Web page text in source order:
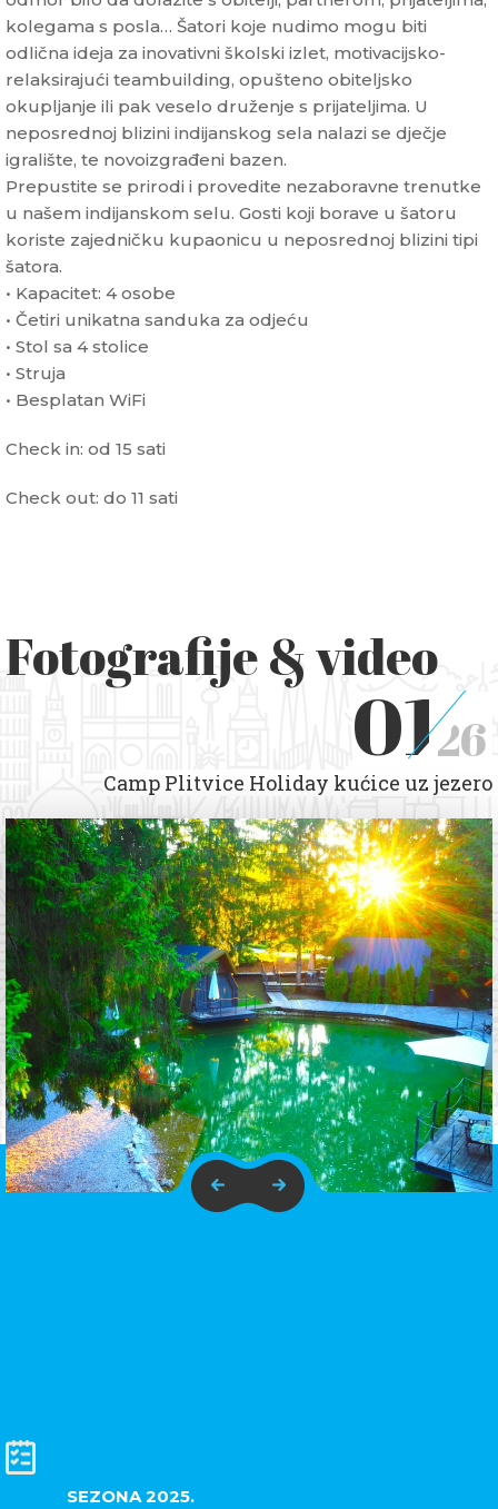
kolegama s posla… Šatori koje nudimo mogu biti
odlična ideja za inovativni školski izlet, motivacijsko-
relaksirajući teambuilding, opušteno obiteljsko
okupljanje ili pak veselo druženje s prijateljima. U
neposrednoj blizini indijanskog sela nalazi se dječje
igralište, te novoizgrađeni bazen.
Prepustite se prirodi i provedite nezaboravne trenutke
u našem indijanskom selu. Gosti koji borave u šatoru
koriste zajedničku kupaonicu u neposrednoj blizini tipi
šatora.
• Kapacitet: 4 osobe
• Četiri unikatna sanduka za odjeću
• Stol sa 4 stolice
• Struja
• Besplatan WiFi
Check in: od 15 sati
Check out: do 11 sati
Fotografije & video
0126
Camp Plitvice Holiday kućice uz jezero
SEZONA 2025.